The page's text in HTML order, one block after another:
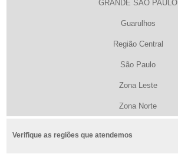
GRANDE SÃO PAULO
Guarulhos
Região Central
São Paulo
Zona Leste
Zona Norte
Verifique as regiões que atendemos